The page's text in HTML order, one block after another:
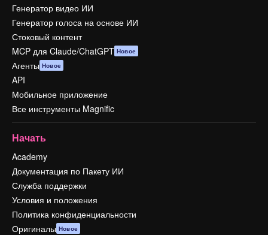
Генератор видео ИИ
Генератор голоса на основе ИИ
Стоковый контент
MCP для Claude/ChatGPT Новое
Агенты Новое
API
Мобильное приложение
Все инструменты Magnific
Начать
Academy
Документация по Пакету ИИ
Служба поддержки
Условия и положения
Политика конфиденциальности
Оригиналы Новое